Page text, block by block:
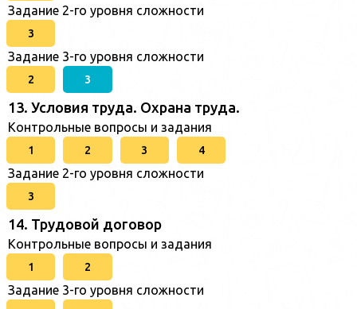
Задание 2-го уровня сложности
3
Задание 3-го уровня сложности
2 3
13. Условия труда. Охрана труда.
Контрольные вопросы и задания
1 2 3 4
Задание 2-го уровня сложности
3
14. Трудовой договор
Контрольные вопросы и задания
1 2
Задание 3-го уровня сложности